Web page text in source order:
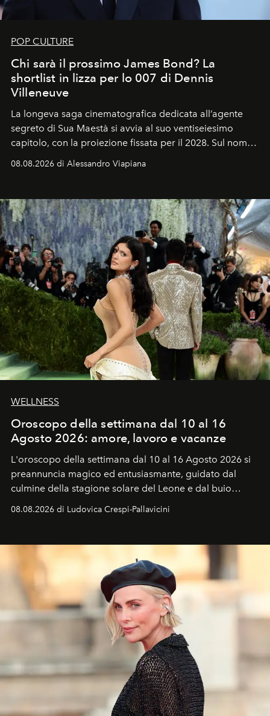
POP CULTURE
Chi sarà il prossimo James Bond? La
shortlist in lizza per lo 007 di Dennis
Villeneuve
La longeva saga cinematografica dedicata all’agente
segreto di Sua Maestà si avvia al suo ventiseiesimo
capitolo, con la proiezione fissata per il 2028. Sul nome
dell’attore chiamato a raccogliere l’eredità di Daniel
Craig, però, regna ancora il più assoluto riserbo.
08.08.2026 di Alessandro Viapiana
WELLNESS
Oroscopo della settimana dal 10 al 16
Agosto 2026: amore, lavoro e vacanze
L'oroscopo della settimana dal 10 al 16 Agosto 2026 si
preannuncia magico ed entusiasmante, guidato dal
culmine della stagione solare del Leone e dal buio
favorevole della Luna nuova in Leone del 12 agosto,
ideale per la notte delle Perseidi.
08.08.2026 di Ludovica Crespi-Pallavicini